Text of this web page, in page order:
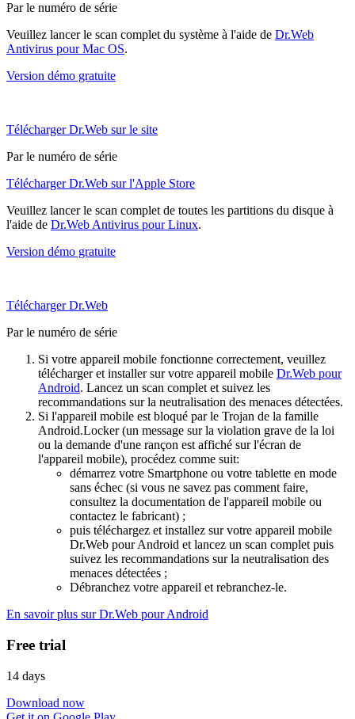
Par le numéro de série
Veuillez lancer le scan complet du système à l'aide de Dr.Web
Antivirus pour Mac OS.
Version démo gratuite
Télécharger Dr.Web sur le site
Par le numéro de série
Télécharger Dr.Web sur l'Apple Store
Veuillez lancer le scan complet de toutes les partitions du disque à
l'aide de Dr.Web Antivirus pour Linux.
Version démo gratuite
Télécharger Dr.Web
Par le numéro de série
Si votre appareil mobile fonctionne correctement, veuillez
télécharger et installer sur votre appareil mobile Dr.Web pour
Android. Lancez un scan complet et suivez les
recommandations sur la neutralisation des menaces détectées.
Si l'appareil mobile est bloqué par le Trojan de la famille
Android.Locker (un message sur la violation grave de la loi
ou la demande d'une rançon est affiché sur l'écran de
l'appareil mobile), procédez comme suit:
démarrez votre Smartphone ou votre tablette en mode
sans échec (si vous ne savez pas comment faire,
consultez la documentation de l'appareil mobile ou
contactez le fabricant) ;
puis téléchargez et installez sur votre appareil mobile
Dr.Web pour Android et lancez un scan complet puis
suivez les recommandations sur la neutralisation des
menaces détectées ;
Débranchez votre appareil et rebranchez-le.
En savoir plus sur Dr.Web pour Android
Free trial
14 days
Download now